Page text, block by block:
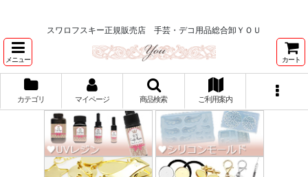
スワロフスキー正規販売店 手芸・デコ用品総合卸ＹＯＵ
メニュー カート
カテゴリ マイページ 商品検索 ご利用案内